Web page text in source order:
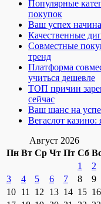
Популярные
покупок
Ваш успех
Качественные
Совместные
тренд
Платформа
учиться дешевле
ТОП причин
сейчас
Ваш шанс на
Вегаслот казино:
Август 2026
Пн Вт Ср Чт Пт Сб
1
2
3
4 5 6 7 8
9
10 11 12 13 14 15 16